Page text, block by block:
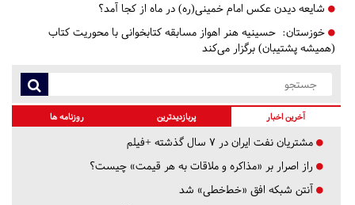
شایعه دیدن عکس امام خمینی(ره) در ماه از کجا آمد؟
خوزستان: حسینیه هنر اهواز مسابقه کتابخوانی با محوریت کتاب
(همیشه پشتیبان) برگزار می‌کند
آخرین اخبار پربازدیدترین روزنامه ها
مشتریان نفت ایران در ۷ سال گذشته +فیلم
راز اصرار بر «مذاکره و ملاقات به هر قیمت» چیست؟
آنتن شبکه افق «خط‌خطی» شد